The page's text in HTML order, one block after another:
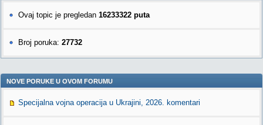
Ovaj topic je pregledan 16233322 puta
Broj poruka: 27732
NOVE PORUKE U OVOM FORUMU
Specijalna vojna operacija u Ukrajini, 2026. komentari